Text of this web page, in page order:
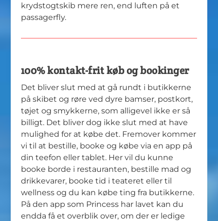
krydstogtskib mere ren, end luften på et
passagerfly.
100% kontakt-frit køb og bookinger
Det bliver slut med at gå rundt i butikkerne
på skibet og røre ved dyre bamser, postkort,
tøjet og smykkerne, som alligevel ikke er så
billigt. Det bliver dog ikke slut med at have
mulighed for at købe det. Fremover kommer
vi til at bestille, booke og købe via en app på
din teefon eller tablet. Her vil du kunne
booke borde i restauranten, bestille mad og
drikkevarer, booke tid i teateret eller til
wellness og du kan købe ting fra butikkerne.
På den app som Princess har lavet kan du
endda få et overblik over, om der er ledige